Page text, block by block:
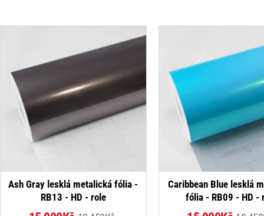
NOVINKA
Ash Gray lesklá metalická fólia -
RB13 - HD - role
Caribbean Blue lesklá
fólia - RB09 - HD -